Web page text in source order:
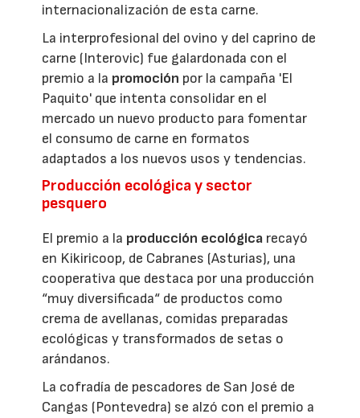
internacionalización de esta carne.
La interprofesional del ovino y del caprino de
carne (Interovic) fue galardonada con el
premio a la promoción por la campaña 'El
Paquito' que intenta consolidar en el
mercado un nuevo producto para fomentar
el consumo de carne en formatos
adaptados a los nuevos usos y tendencias.
Producción ecológica y sector
pesquero
El premio a la producción ecológica recayó
en Kikiricoop, de Cabranes (Asturias), una
cooperativa que destaca por una producción
“muy diversificada“ de productos como
crema de avellanas, comidas preparadas
ecológicas y transformados de setas o
arándanos.
La cofradía de pescadores de San José de
Cangas (Pontevedra) se alzó con el premio a